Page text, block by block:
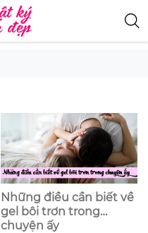
Những điều cần biết về
gel bôi trơn trong
chuyện ấy